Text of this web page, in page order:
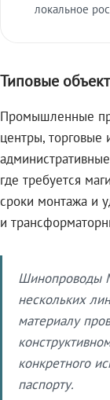
локальное
Типовые
Промышленные
центры,
где требуется
сроки монтажа и
и
Шинопроводы
нескольких
материалу
конкретного
паспорту.